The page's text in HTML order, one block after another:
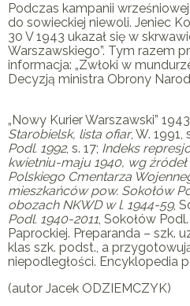
Podczas kampanii wrześniowej
do sowieckiej niewoli. Jeniec
30 V 1943 ukazał się w
Warszawskiego”. Tym razem
informacja: „Zwłoki w
Decyzją ministra Obrony
„Nowy Kurier Warszawski”
Starobielsk, lista ofiar, W. 1991,
Podl. 1992, s. 17; Indeks
kwietniu-maju 1940, wg
Polskiego Cmentarza
mieszkańców pow. Sokołów
obozach NKWD w l. 1944-59,
Podl. 1940-2011, Sokołów
Paprockiej. Preparanda – szk.
klas szk. podst., a
niepodległości. Encyklopedia
(autor Jacek ODZIEMCZYK)